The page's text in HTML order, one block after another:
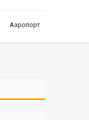
Аэропорт